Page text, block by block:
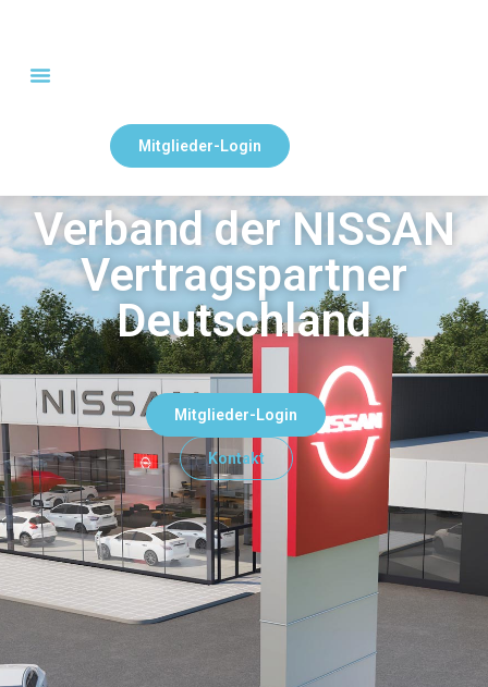
Mitglieder-Login
Verband der NISSAN
Vertragspartner
Deutschland
Mitglieder-Login
Kontakt